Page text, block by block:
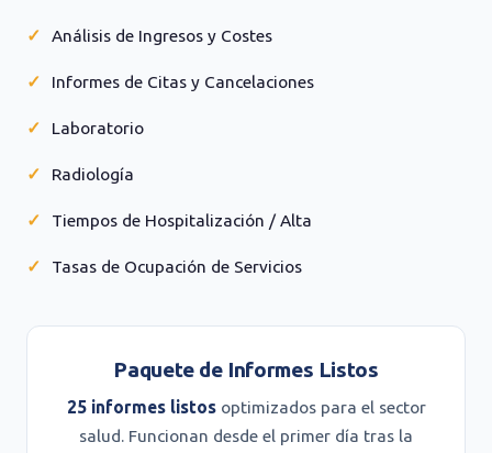
Análisis de Ingresos y Costes
Informes de Citas y Cancelaciones
Laboratorio
Radiología
Tiempos de Hospitalización / Alta
Tasas de Ocupación de Servicios
Paquete de Informes Listos
25 informes listosoptimizados para el sector
salud. Funcionan desde el primer día tras la